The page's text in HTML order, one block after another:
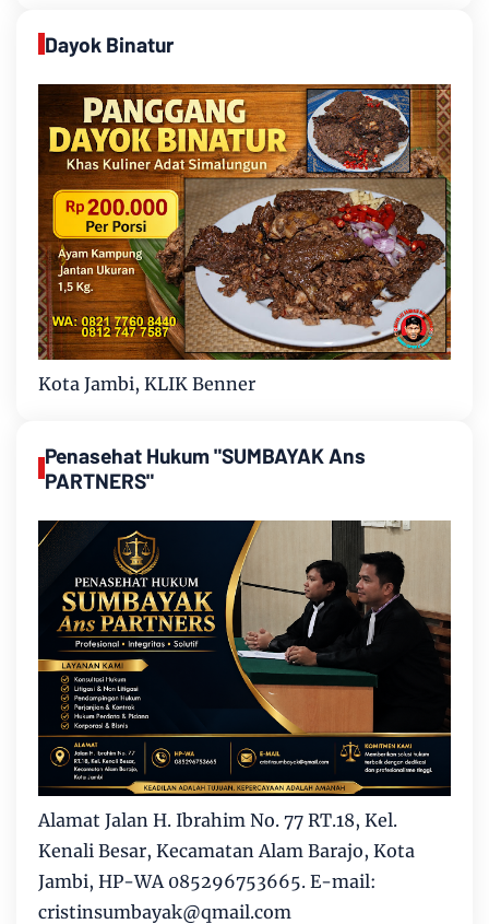
Dayok Binatur
Kota Jambi, KLIK Benner
Penasehat Hukum "SUMBAYAK Ans
PARTNERS"
Alamat Jalan H. Ibrahim No. 77 RT.18, Kel.
Kenali Besar, Kecamatan Alam Barajo, Kota
Jambi, HP-WA 085296753665. E-mail:
cristinsumbayak@qmail.com